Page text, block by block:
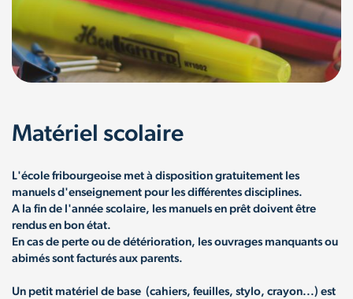
Matériel scolaire
L'école fribourgeoise met à disposition gratuitement les
manuels d'enseignement pour les différentes disciplines.
A la fin de l'année scolaire, les manuels en prêt doivent être
rendus en bon état.
En cas de perte ou de détérioration, les ouvrages manquants ou
abimés sont facturés aux parents.
Un petit matériel de base (cahiers, feuilles, stylo, crayon...) est